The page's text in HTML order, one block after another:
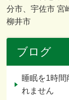
分市、宇佐市 宮
柳井市
ブログ
睡眠を1時
れません